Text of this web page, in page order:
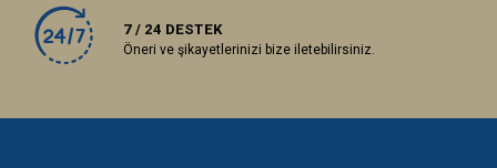
7 / 24 DESTEK
Öneri ve şikayetlerinizi bize iletebilirsiniz.